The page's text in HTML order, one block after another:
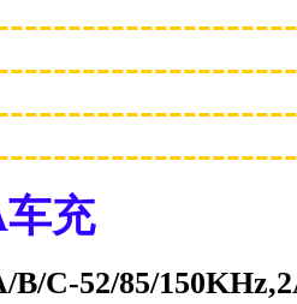
充
B/C-52/85/